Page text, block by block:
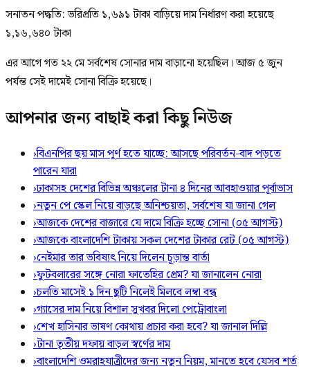
সনাতন পদ্ধতি: ভরিপ্রতি ১,৬৯১ টাকা বাড়িয়ে দাম নির্ধারণ করা হয়েছে
১,১৬,৬৪০ টাকা
এর আগে গত ২২ মে সর্বশেষ সোনার দাম বাড়ানো হয়েছিল। আজ ৫ জুন
পর্যন্ত সেই দামেই সোনা বিক্রি হয়েছে।
আপনার জন্য বাছাই করা কিছু নিউজ
›বিএনপির ছয় মাস পূর্ণ হতে যাচ্ছে: আসছে পরিবর্তন-বাদ পড়তে
পারেন যারা
›ঢাকাসহ দেশের বিভিন্ন অঞ্চলের টানা ৪ দিনের আবহাওয়ার পূর্বাভাস
›নতুন পে স্কেল নিয়ে বাড়ছে অনিশ্চয়তা, সর্বশেষ যা জানা গেল
›আজকে দেশের বাজারে যে দামে বিক্রি হচ্ছে সোনা (০৫ আগস্ট)
›আজকে বাংলাদেশি টাকায় সকল দেশের টাকার রেট (০৫ আগস্ট)
›নেইমার তার ভবিষ্যৎ নিয়ে দিলেন চূড়ান্ত বার্তা
›ফুটবলারের সঙ্গে নোরা ফাতেহির প্রেম? যা জানালেন নোরা
›চলতি মাসেই ১ দিন ছুটি নিলেই মিলবে লম্বা বন্ধ
›গ্যাসের দাম নিয়ে বিশাল সুখবর দিলো পেট্রোবাংলা
›শেখ হাসিনার ভাষণ কোথায় প্রচার করা হবে? যা জানাল দিল্লি
›টানা তৃতীয় দফায় বাড়ল স্বর্ণের দাম
›বাংলাদেশি ওমরাহযাত্রীদের জন্য নতুন নিয়ম, মানতে হবে যেসব শর্ত